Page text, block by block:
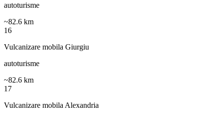
autoturisme
~82.6 km
16
Vulcanizare mobila Giurgiu
autoturisme
~82.6 km
17
Vulcanizare mobila Alexandria